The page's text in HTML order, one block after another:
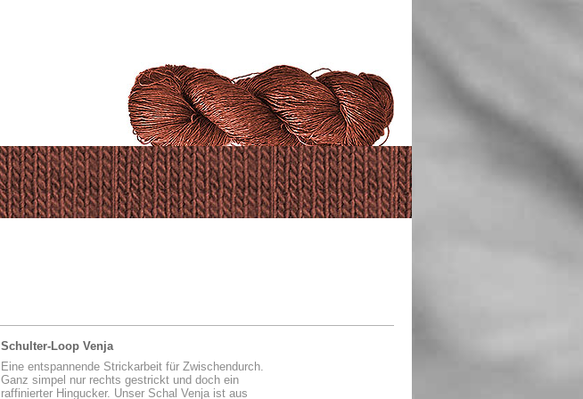
Schulter-Loop Venja
Eine entspannende Strickarbeit für Zwischendurch.
Ganz simpel nur rechts gestrickt und doch ein
raffinierter Hingucker. Unser Schal Venja ist aus